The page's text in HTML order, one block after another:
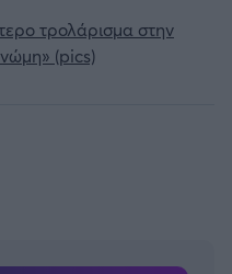
τρολάρισμα στην
(pics)